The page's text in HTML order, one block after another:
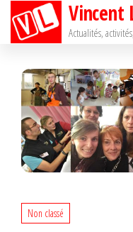
Passer
Vincent
Actualités,
Non classé